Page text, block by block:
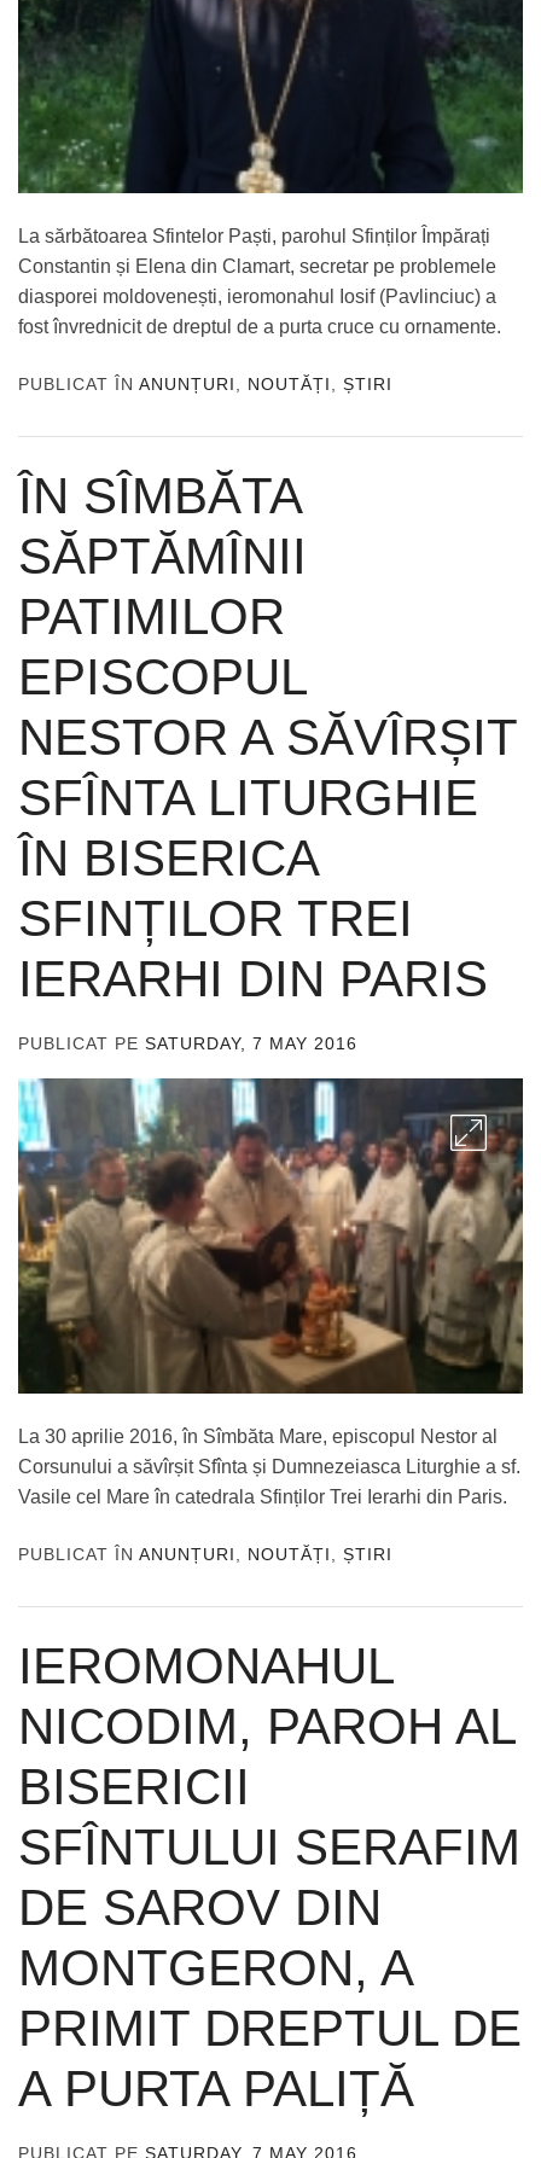
La sărbătoarea Sfintelor Paști, parohul Sfinților Împărați
Constantin și Elena din Clamart, secretar pe problemele
diasporei moldovenești, ieromonahul Iosif (Pavlinciuc) a
fost învrednicit de dreptul de a purta cruce cu ornamente.
PUBLICAT ÎN ANUNȚURI NOUTĂȚI ȘTIRI
ÎN SÎMBĂTA
SĂPTĂMÎNII
PATIMILOR
EPISCOPUL
NESTOR A SĂVÎRȘIT
SFÎNTA LITURGHIE
ÎN BISERICA
SFINȚILOR TREI
IERARHI DIN PARIS
PUBLICAT PE SATURDAY, 7 MAY 2016
La 30 aprilie 2016, în Sîmbăta Mare, episcopul Nestor al
Corsunului a săvîrșit Sfînta și Dumnezeiasca Liturghie a sf.
Vasile cel Mare în catedrala Sfinților Trei Ierarhi din Paris.
PUBLICAT ÎN ANUNȚURI NOUTĂȚI ȘTIRI
IEROMONAHUL
NICODIM, PAROH AL
BISERICII
SFÎNTULUI SERAFIM
DE SAROV DIN
MONTGERON, A
PRIMIT DREPTUL DE
A PURTA PALIȚĂ
PUBLICAT PE SATURDAY, 7 MAY 2016